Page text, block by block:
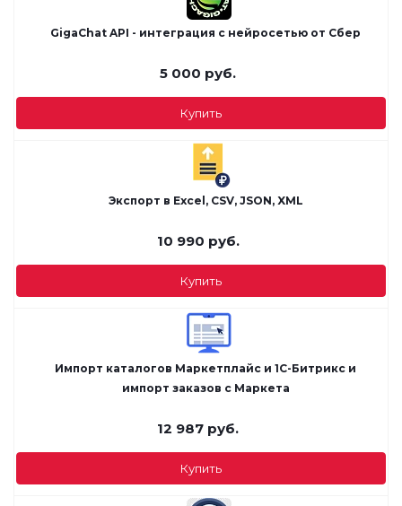
GigaChat API - интеграция с нейросетью от Сбер
5 000 руб.
Купить
Экспорт в Excel, CSV, JSON, XML
10 990 руб.
Купить
Импорт каталогов Маркетплайс и 1С-Битрикс и
импорт заказов с Маркета
12 987 руб.
Купить